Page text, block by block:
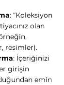
: “Koleksiyon
olan
resimler).
: İçeriğinizi
girişin
emin